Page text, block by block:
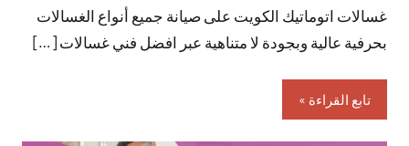
غسالات اتوماتيك الكويت على صيانة جميع أنواع الغسالات
بحرفية عالية وبجودة لا متناهية عبر افضل فني غسالات […]
تابع القراءة